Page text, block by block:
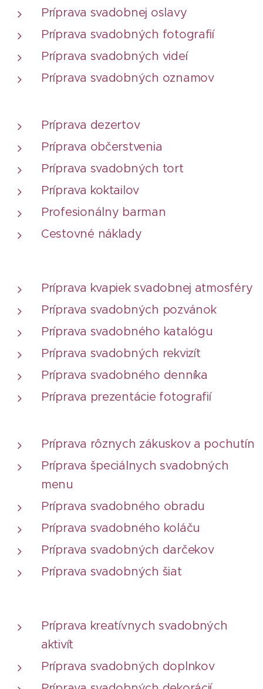
Príprava svadobnej oslavy
Príprava svadobných fotografií
Príprava svadobných videí
Príprava svadobných oznamov
Príprava dezertov
Príprava občerstvenia
Príprava svadobných tort
Príprava koktailov
Profesionálny barman
Cestovné náklady
Príprava kvapiek svadobnej atmosféry
Príprava svadobných pozvánok
Príprava svadobného katalógu
Príprava svadobných rekvizít
Príprava svadobného denníka
Príprava prezentácie fotografií
Príprava rôznych zákuskov a pochutín
Príprava špeciálnych svadobných
menu
Príprava svadobného obradu
Príprava svadobného koláču
Príprava svadobných darčekov
Príprava svadobných šiat
Príprava kreatívnych svadobných
aktivít
Príprava svadobných doplnkov